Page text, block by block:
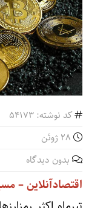
کد نوشته: 54173
بدون دیدگاه
اقتصادآنلاین –